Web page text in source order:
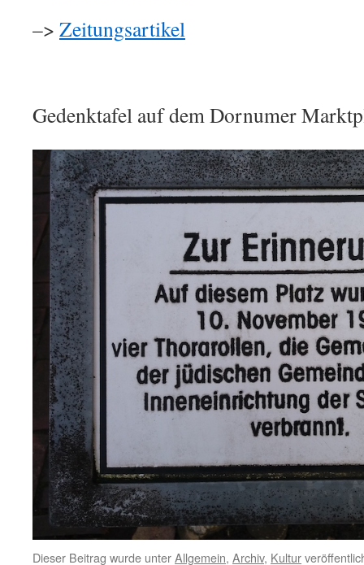
–> Zeitungsartikel
Gedenktafel auf dem Dornumer
Dieser Beitrag wurde unterAllgemein, Archiv, Kultur